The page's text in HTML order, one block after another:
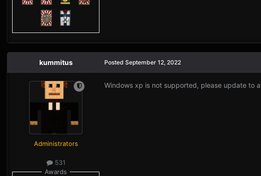
kummitus
Administrators
531
Awards
Posted September 12, 2022
Windows xp is not supported, please update to